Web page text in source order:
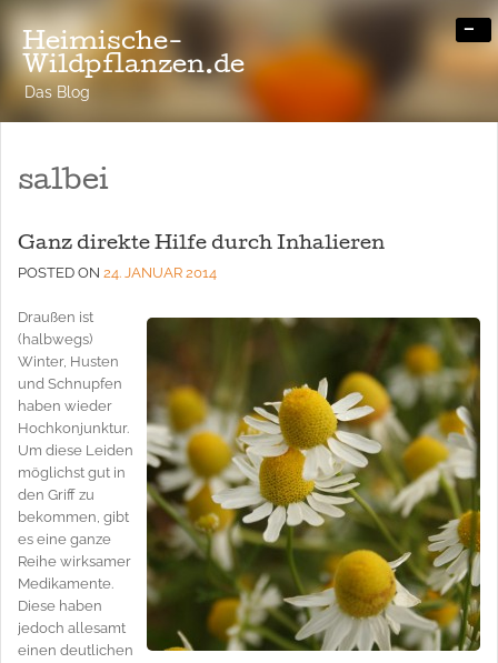
Heimische-
Wildpflanzen.de
Das Blog
-
salbei
Ganz direkte Hilfe durch Inhalieren
POSTED ON 24. JANUAR 2014
Draußen ist
(halbwegs)
Winter, Husten
und Schnupfen
haben wieder
Hochkonjunktur.
Um diese Leiden
möglichst gut in
den Griff zu
bekommen, gibt
es eine ganze
Reihe wirksamer
Medikamente.
Diese haben
jedoch allesamt
einen deutlichen